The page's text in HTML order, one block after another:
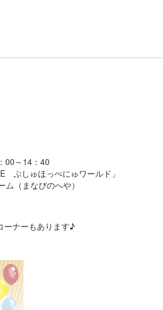
00～14：40
ぷしゅほっぺにゅワールド」
（まなびのへや）
ーナーもあります♪